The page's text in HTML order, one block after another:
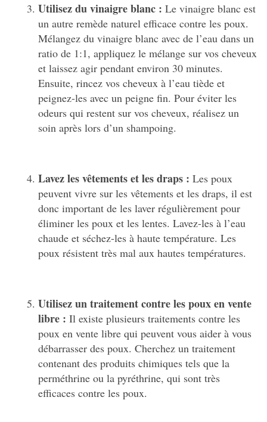
Utilisez du vinaigre blanc : Le vinaigre blanc est
un autre remède naturel efficace contre les poux.
Mélangez du vinaigre blanc avec de l’eau dans un
ratio de 1:1, appliquez le mélange sur vos cheveux
et laissez agir pendant environ 30 minutes.
Ensuite, rincez vos cheveux à l’eau tiède et
peignez-les avec un peigne fin. Pour éviter les
odeurs qui restent sur vos cheveux, réalisez un
soin après lors d’un shampoing.
Lavez les vêtements et les draps : Les poux
peuvent vivre sur les vêtements et les draps, il est
donc important de les laver régulièrement pour
éliminer les poux et les lentes. Lavez-les à l’eau
chaude et séchez-les à haute température. Les
poux résistent très mal aux hautes températures.
Utilisez un traitement contre les poux en vente
libre : Il existe plusieurs traitements contre les
poux en vente libre qui peuvent vous aider à vous
débarrasser des poux. Cherchez un traitement
contenant des produits chimiques tels que la
perméthrine ou la pyréthrine, qui sont très
efficaces contre les poux.